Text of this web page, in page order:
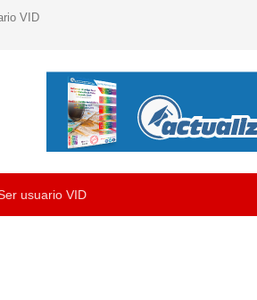
VID
usuario VID